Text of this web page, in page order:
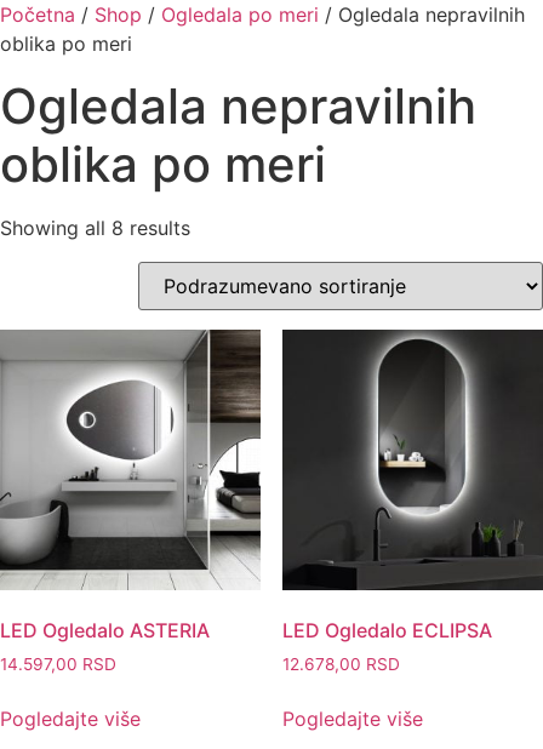
Skip
to
Početna / Shop / Ogledala po meri / Ogledala nepravilnih
oblika po meri
Ogledala nepravilnih
oblika po meri
Showing all 8 results
LED Ogledalo ASTERIA
14.597,00 RSD
Pogledajte više
LED Ogledalo ECLIPSA
12.678,00 RSD
Pogledajte više